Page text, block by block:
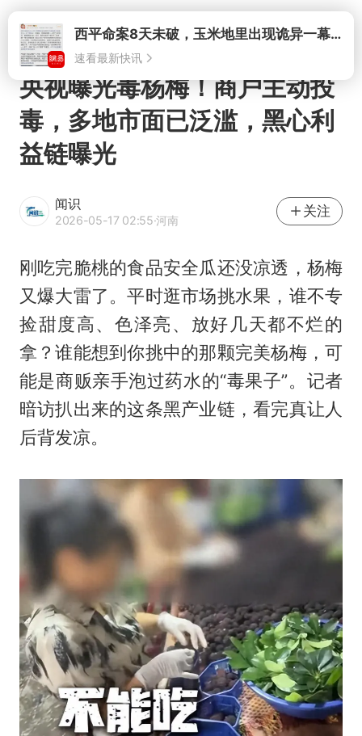
打开
央视曝光毒杨梅！商户主动投
毒，多地市面已泛滥，黑心利
益链曝光
闻识
2026-05-17 02:55·河南
关注
刚吃完脆桃的食品安全瓜还没凉透，杨梅
又爆大雷了。平时逛市场挑水果，谁不专
捡甜度高、色泽亮、放好几天都不烂的
拿？谁能想到你挑中的那颗完美杨梅，可
能是商贩亲手泡过药水的“毒果子”。记者
暗访扒出来的这条黑产业链，看完真让人
后背发凉。